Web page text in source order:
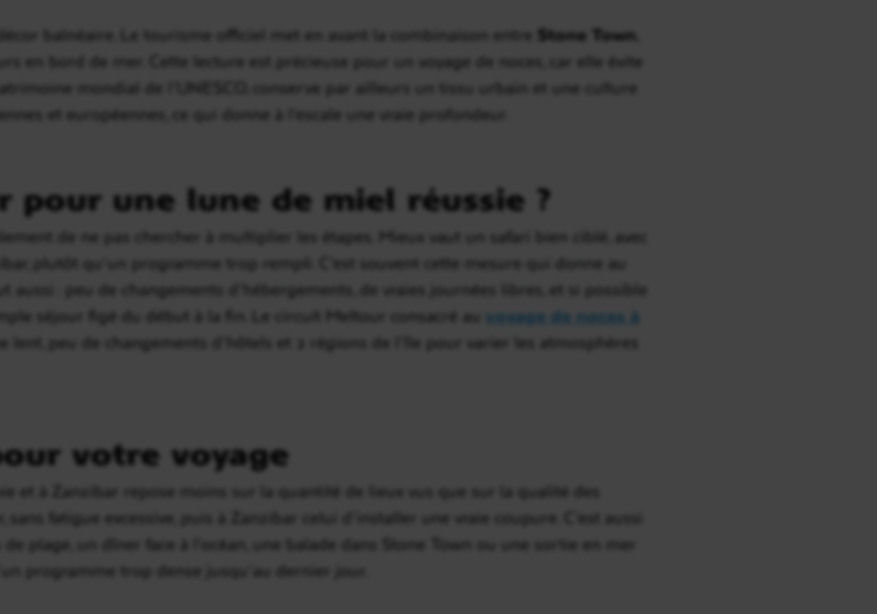
balnéaire. Le tourisme officiel met en avant la combinaison entre Stone Town
en bord de mer. Cette lecture est précieuse pour un voyage de noces, car elle évite
mondial de l’UNESCO, conserve par ailleurs un tissu urbain et une culture
et européennes, ce qui donne à l’escale une vraie profondeur.
une lune de miel réussie ?
de ne pas chercher à multiplier les étapes. Mieux vaut un safari bien ciblé, avec
plutôt qu’un programme trop rempli. C’est souvent cette mesure qui donne au
aussi : peu de changements d’hébergements, de vraies journées libres, et si possible
séjour figé du début à la fin. Le circuit Meltour consacré au voyage de noces à
lent, peu de changements d’hôtels et 2 régions de l’île pour varier les atmosphères
votre voyage
et à Zanzibar repose moins sur la quantité de lieux vus que sur la qualité des
fatigue excessive, puis à Zanzibar celui d’installer une vraie coupure. C’est aussi
plage, un dîner face à l’océan, une balade dans Stone Town ou une sortie en mer
programme trop dense jusqu’au dernier jour.